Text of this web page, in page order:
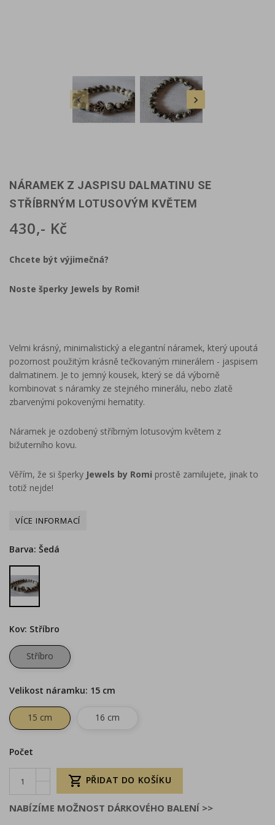
 
NÁRAMEK Z JASPISU DALMATINU SE
STŘÍBRNÝM LOTUSOVÝM KVĚTEM
430,- Kč
Chcete být výjimečná?
Noste šperky Jewels by Romi!
Velmi krásný, minimalistický a elegantní náramek, který upoutá
pozornost použitým krásně tečkovaným minerálem - jaspisem
dalmatinem. Je to jemný kousek, který se dá výborně
kombinovat s náramky ze stejného minerálu, nebo zlatě
zbarvenými pokovenými hematity.
Náramek je ozdobený stříbrným lotusovým květem z
bižuterního kovu.
Věřím, že si šperky Jewels by Romi prostě zamilujete, jinak to
totiž nejde!
Barva: Šedá
Šedá
Kov: Stříbro
Stříbro
Velikost náramku: 15 cm
15 cm 16 cm
Počet
 PŘIDAT DO KOŠÍKU
NABÍZÍME MOŽNOST DÁRKOVÉHO BALENÍ >>